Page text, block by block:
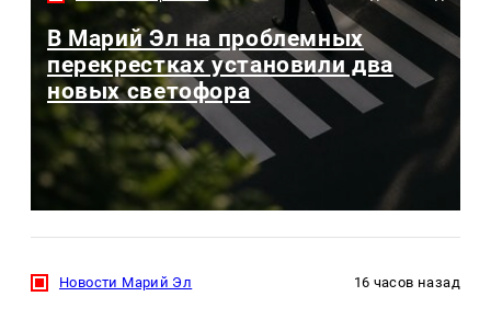
В Марий Эл на проблемных
перекрестках установили два
новых светофора
Новости Марий Эл 16 часов назад